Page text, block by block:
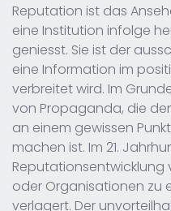
Reputation ist das
eine Institution infolge
geniesst. Sie ist der
eine Information im
verbreitet wird. Im
von Propaganda, die
an einem gewissen
machen ist. Im 21.
Reputationsentwicklung
oder Organisationen zu
verlagert. Der